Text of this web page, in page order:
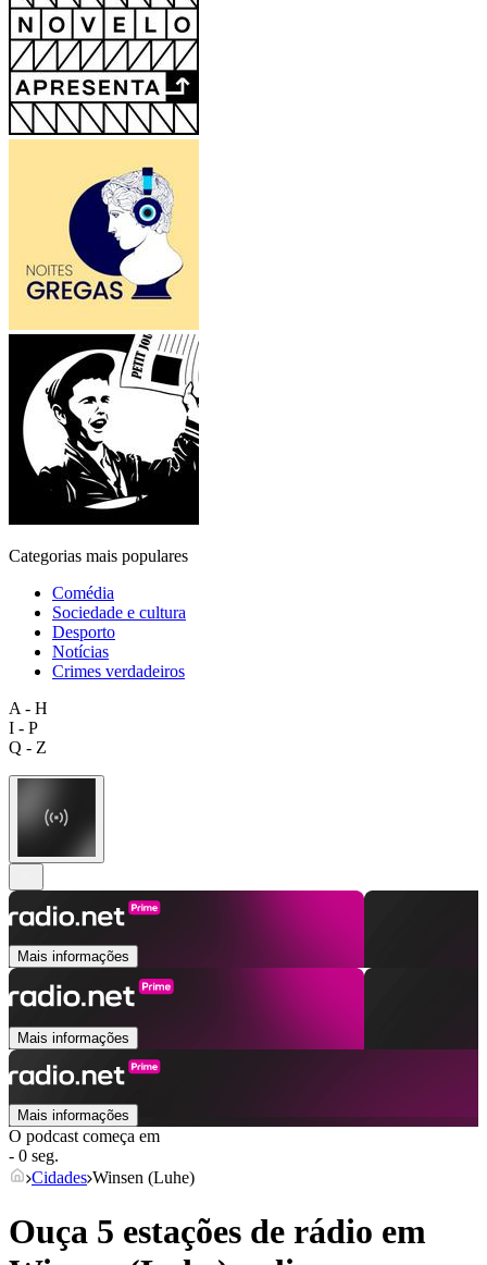
Categorias mais populares
Comédia
Sociedade e cultura
Desporto
Notícias
Crimes verdadeiros
A - H
I - P
Q - Z
Mais informações
Mais informações
Mais informações
O podcast começa em
- 0 seg.
Cidades Winsen (Luhe)
Ouça 5 estações de rádio em